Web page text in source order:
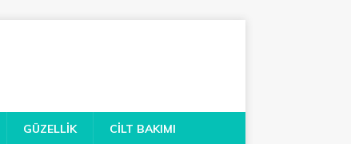
GÜZELLIK CILT BAKIMI